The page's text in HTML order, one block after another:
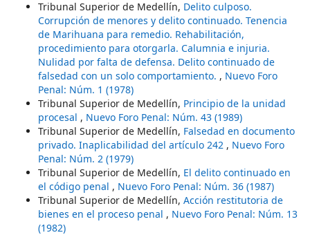
Tribunal Superior de Medellín, Delito culposo.
Corrupción de menores y delito continuado. Tenencia
de Marihuana para remedio. Rehabilitación,
procedimiento para otorgarla. Calumnia e injuria.
Nulidad por falta de defensa. Delito continuado de
falsedad con un solo comportamiento. , Nuevo Foro
Penal: Núm. 1 (1978)
Tribunal Superior de Medellín, Principio de la unidad
procesal , Nuevo Foro Penal: Núm. 43 (1989)
Tribunal Superior de Medellín, Falsedad en documento
privado. Inaplicabilidad del artículo 242 , Nuevo Foro
Penal: Núm. 2 (1979)
Tribunal Superior de Medellín, El delito continuado en
el código penal , Nuevo Foro Penal: Núm. 36 (1987)
Tribunal Superior de Medellín, Acción restitutoria de
bienes en el proceso penal , Nuevo Foro Penal: Núm. 13
(1982)